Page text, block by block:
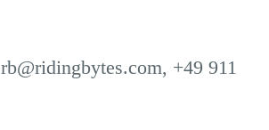
rb@ridingbytes.com, +49 911